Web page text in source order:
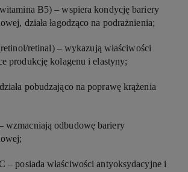
B5) – wspiera kondycję bariery
działa łagodząco na podrażnienia;
retinal) – wykazują właściwości
produkcję kolagenu i elastyny;
pobudzająco na poprawę krążenia
wzmacniają odbudowę bariery
– posiada właściwości antyoksydacyjne i